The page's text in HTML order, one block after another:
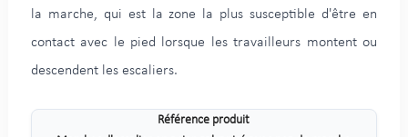
la marche, qui est la zone la plus susceptible d'être en
contact avec le pied lorsque les travailleurs montent ou
descendent les escaliers.
Référence produit